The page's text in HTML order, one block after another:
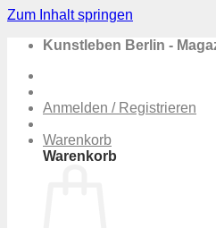
Zum Inhalt springen
Kunstleben Berlin -
Anmelden / Registrieren
Warenkorb
Warenkorb